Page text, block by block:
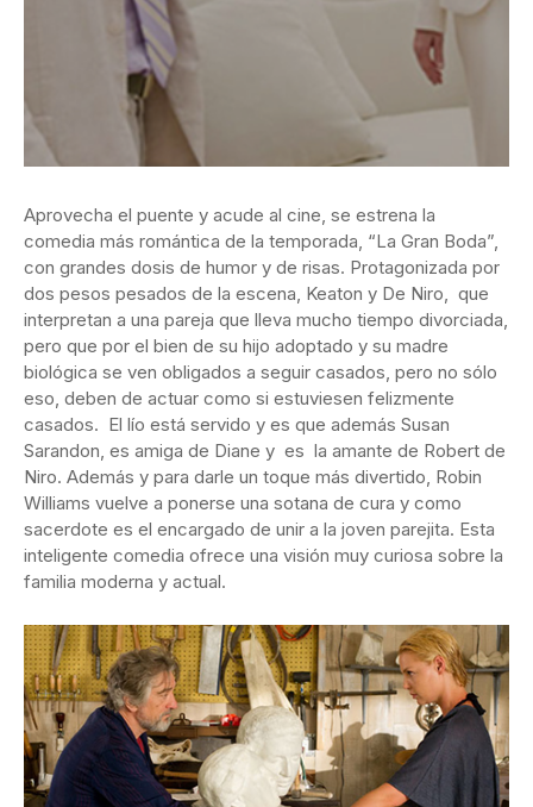
Aprovecha el puente y acude al cine, se estrena la
comedia más romántica de la temporada, “La Gran Boda”,
con grandes dosis de humor y de risas. Protagonizada por
dos pesos pesados de la escena, Keaton y De Niro, que
interpretan a una pareja que lleva mucho tiempo divorciada,
pero que por el bien de su hijo adoptado y su madre
biológica se ven obligados a seguir casados, pero no sólo
eso, deben de actuar como si estuviesen felizmente
casados. El lío está servido y es que además Susan
Sarandon, es amiga de Diane y es la amante de Robert de
Niro. Además y para darle un toque más divertido, Robin
Williams vuelve a ponerse una sotana de cura y como
sacerdote es el encargado de unir a la joven parejita. Esta
inteligente comedia ofrece una visión muy curiosa sobre la
familia moderna y actual.